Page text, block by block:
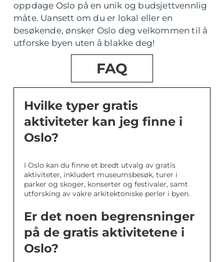
oppdage Oslo på en unik og budsjettvennlig
måte. Uansett om du er lokal eller en
besøkende, ønsker Oslo deg velkommen til å
utforske byen uten å blakke deg!
FAQ
Hvilke typer gratis
aktiviteter kan jeg finne i
Oslo?
I Oslo kan du finne et bredt utvalg av gratis
aktiviteter, inkludert museumsbesøk, turer i
parker og skoger, konserter og festivaler, samt
utforsking av vakre arkitektoniske perler i byen.
Er det noen begrensninger
på de gratis aktivitetene i
Oslo?